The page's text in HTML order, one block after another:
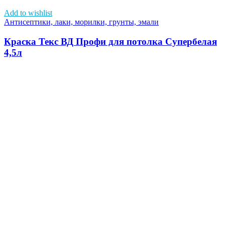
Add to wishlist
Антисептики, лаки, морилки, грунты, эмали
Краска Текс ВД Профи для потолка Супербелая
4,5л